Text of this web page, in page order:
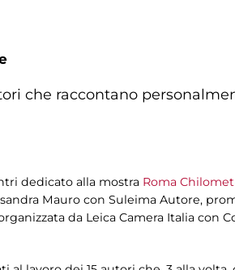
che raccontano
dedicato alla mostra Roma
Mauro con Suleima Autore,
da Leica Camera Italia con